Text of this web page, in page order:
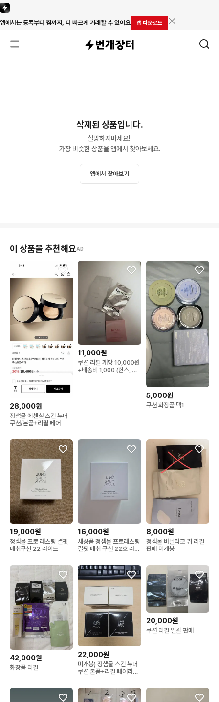
앱에서는 등록부터 찜까지, 더 빠르게 거래할 수 있어요 앱 다운로드
삭제된 상품입니다.
실망하지마세요!
가장 비슷한 상품을 앱에서 찾아보세요.
앱에서 찾아보기
이 상품을 추천해요AD
28,000원
정샘물 에센셜 스킨 누더
쿠션/본품+리필 페어
11,000원
쿠션 리필 개당 10,000원
+배송비 1,000 (힌스, 블
5,000원
쿠션 화장품 택1
19,000원
정샘물 프로 래스팅 결핏
매쉬쿠션 22 라이트
16,000원
새상품 정샘물 프로래스팅
결핏 메쉬 쿠션 22호 라이
8,000원
정샘물 바닐라코 퓌 리필
판매 미개봉
42,000원
화장품 리필
22,000원
미개봉) 정샘물 스킨 누더
쿠션 본품+리필 페어라이
20,000원
쿠션 리필 일괄 판매